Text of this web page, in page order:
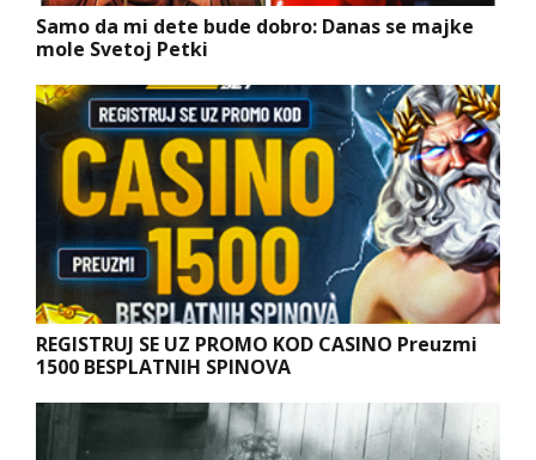
Samo da mi dete bude dobro: Danas se majke
mole Svetoj Petki
REGISTRUJ SE UZ PROMO KOD CASINO Preuzmi
1500 BESPLATNIH SPINOVA